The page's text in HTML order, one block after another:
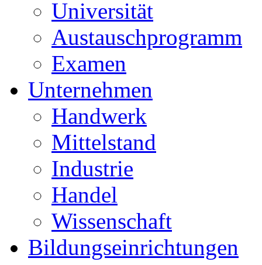
Universität
Austauschprogramm
Examen
Unternehmen
Handwerk
Mittelstand
Industrie
Handel
Wissenschaft
Bildungseinrichtungen